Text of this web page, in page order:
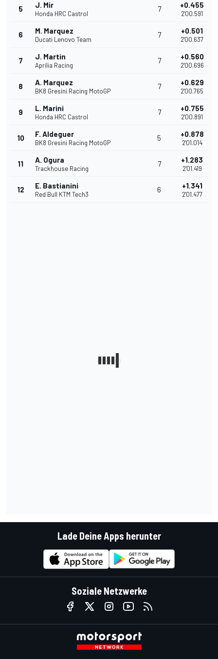
5 J. Mir
Honda HRC Castrol
7 +0.455
2'00.591
6 M. Marquez
Ducati Lenovo Team
7 +0.501
2'00.637
7 J. Martin
Aprilia Racing
7 +0.560
2'00.696
8 A. Marquez
BK8 Gresini Racing MotoGP
7 +0.629
2'00.765
9 L. Marini
Honda HRC Castrol
7 +0.755
2'00.891
10 F. Aldeguer
BK8 Gresini Racing MotoGP
5 +0.878
2'01.014
11 A. Ogura
Trackhouse Racing
7 +1.283
2'01.419
12 E. Bastianini
Red Bull KTM Tech3
6 +1.341
2'01.477
Lade Deine Apps herunter
Soziale Netzwerke